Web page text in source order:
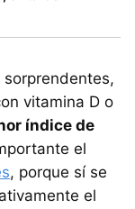
vitamina D o
índice de
el
, porque sí se
el